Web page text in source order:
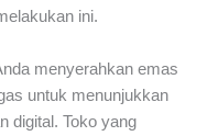
ini.
menyerahkan emas
untuk menunjukkan
digital. Toko yang